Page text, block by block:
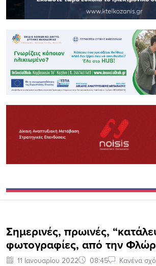
Σημερινές, πρωινές,
φωτογραφίες, από την
11 Ιανουαρίου 2022 08:45 Κανένα